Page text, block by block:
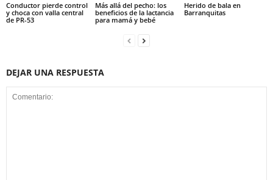
Conductor pierde control
y choca con valla central
de PR-53
Más allá del pecho: los
beneficios de la lactancia
para mamá y bebé
Herido de bala en
Barranquitas
DEJAR UNA RESPUESTA